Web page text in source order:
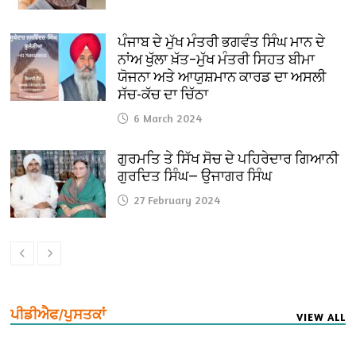
ਪੰਜਾਬ ਦੇ ਮੁੱਖ ਮੰਤਰੀ ਭਗਵੰਤ ਸਿੰਘ ਮਾਨ ਦੇ
ਨਾਂਅ ਖੁੱਲਾ ਖ਼ੱਤ–ਮੁੱਖ ਮੰਤਰੀ ਸਿਹਤ ਬੀਮਾ
ਯੋਜਨਾ ਅਤੇ ਆਯੁਸ਼ਮਾਨ ਕਾਰਡ ਦਾ ਅਸਲੀ
ਸੱਚ-ਕੱਚ ਦਾ ਚਿੱਠਾ
6 March 2024
ਗੁਰਮਤਿ ਤੇ ਸਿੱਖ ਸੋਚ ਦੇ ਪਹਿਰੇਦਾਰ ਗਿਆਨੀ
ਗੁਰਦਿਤ ਸਿੰਘ— ਉਜਾਗਰ ਸਿੰਘ
27 February 2024
ਪੀਡੀਐਫ/ਪੁਸਤਕਾਂ VIEW ALL